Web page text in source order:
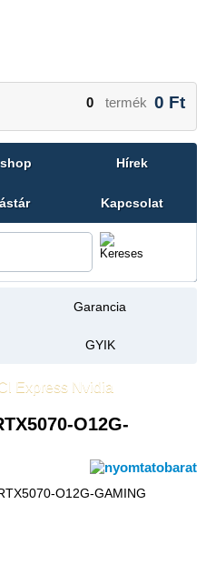
0 termék 0 Ft
Hírek
Kapcsolat
Garancia
GYIK
Express Nvidia
O12G-